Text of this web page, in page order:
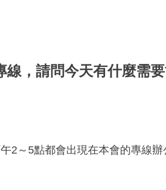
，請問今天有什麼需要
2～5點都會出現在本會的專線